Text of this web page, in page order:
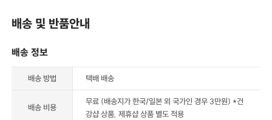
배송 및 반품안내
배송 정보
배송 방법 택배 배송
배송 비용
무료 (배송지가 한국/일본 외 국가인 경우 3만원) *건
강샵 상품, 제휴샵 상품 별도 적용